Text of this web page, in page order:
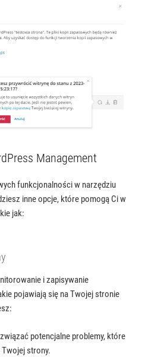
Management
funkcjonalności w narzędziu
inne opcje, które pomogą Ci w
jak:
i zapisywanie
pojawiają się na Twojej stronie
potencjalne problemy, które
Twojej strony.